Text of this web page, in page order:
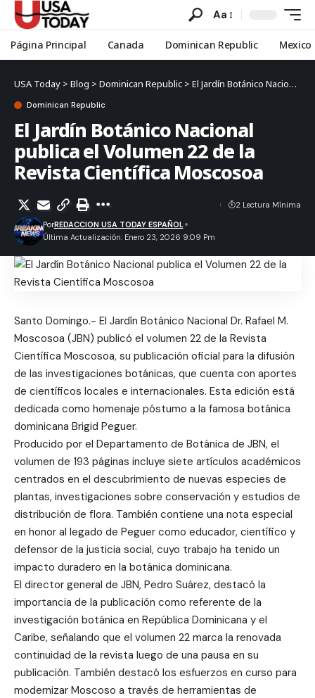
Aa
Página Principal Canada Dominican Republic Mexico
USA Today > Blog > Dominican Republic > El Jardín Botánico Nacional publica el Volumen 22 de la Revista Científica Moscosoa
Dominican Republic
El Jardín Botánico Nacional
publica el Volumen 22 de la
Revista Científica Moscosoa
Última Actualización: Enero 23, 2026 9:09 Pm
PorREDACCION USA TODAY ESPAÑOL
2 Lectura Mínima
Santo Domingo.- El Jardín Botánico Nacional Dr. Rafael M.
Moscosoa (JBN) publicó el volumen 22 de la Revista
Científica Moscosoa, su publicación oficial para la difusión
de las investigaciones botánicas, que cuenta con aportes
de científicos locales e internacionales. Esta edición está
dedicada como homenaje póstumo a la famosa botánica
dominicana Brigid Peguer.
Producido por el Departamento de Botánica de JBN, el
volumen de 193 páginas incluye siete artículos académicos
centrados en el descubrimiento de nuevas especies de
plantas, investigaciones sobre conservación y estudios de
distribución de flora. También contiene una nota especial
en honor al legado de Peguer como educador, científico y
defensor de la justicia social, cuyo trabajo ha tenido un
impacto duradero en la botánica dominicana.
El director general de JBN, Pedro Suárez, destacó la
importancia de la publicación como referente de la
investigación botánica en República Dominicana y el
Caribe, señalando que el volumen 22 marca la renovada
continuidad de la revista luego de una pausa en su
publicación. También destacó los esfuerzos en curso para
modernizar Moscoso a través de herramientas de